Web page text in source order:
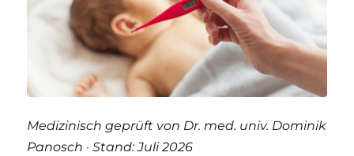
Medizinisch geprüft von Dr. med. univ. Dominik
Panosch · Stand: Juli 2026